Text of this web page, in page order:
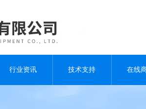
行业资讯 技术支持 在线